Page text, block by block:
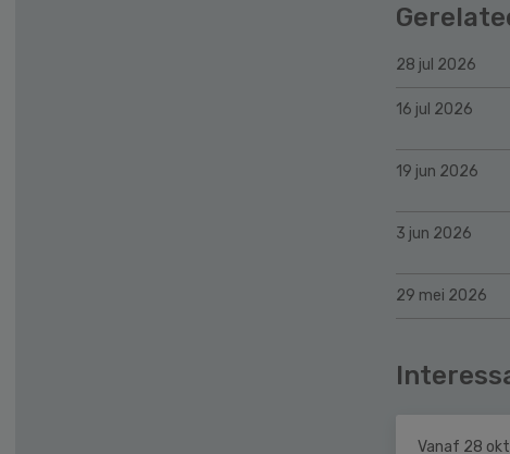
28 jul 2026
16 jul 2026
19 jun 2026
3 jun 2026
29 mei 2026
Vanaf 28